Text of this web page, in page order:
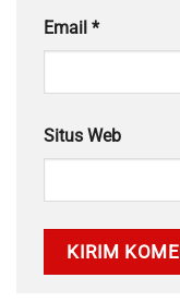
Email *
Situs Web